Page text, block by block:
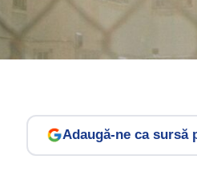
Adaugă-ne ca sursă